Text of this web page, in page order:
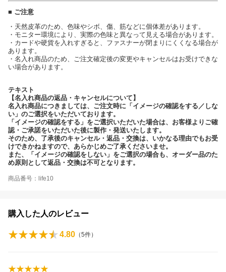
■ ご注意
・天然皮革のため、色味やシボ、傷、筋などに個体差があります。
・モニター環境により、実際の色味と異なって見える場合があります。
・カードや硬貨を入れすぎると、ファスナーが閉まりにくくなる場合が
あります。
・名入れ商品のため、ご注文確定後の変更やキャンセルはお受けできな
い場合があります。
テキスト
【名入れ商品の返品・キャンセルについて】
名入れ商品につきましては、ご注文時に「イメージの確認をする／しな
い」のご選択をいただいております。
「イメージの確認をする」をご選択いただいた場合は、お客様よりご確
認・ご承諾をいただいた後に製作・発送いたします。
そのため、了承後のキャンセル・返品・交換は、いかなる理由でもお受
けできかねますので、あらかじめご了承くださいませ。
また、「イメージの確認をしない」をご選択の場合も、オーダー品のた
め原則として返品・交換は不可となります。
商品番号：life10
購入した人のレビュー
4.80 （5件）